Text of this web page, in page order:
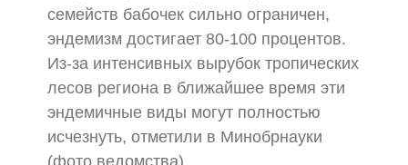
семейств бабочек сильно ограничен,
эндемизм достигает 80-100 процентов.
Из-за интенсивных вырубок тропических
лесов региона в ближайшее время эти
эндемичные виды могут полностью
исчезнуть, отметили в Минобрнауки
(фото ведомства).